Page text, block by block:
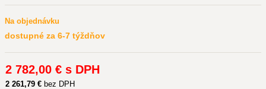
Na objednávku
dostupné za 6-7 týždňov
2 782,00 € s DPH
2 261,79 € bez DPH